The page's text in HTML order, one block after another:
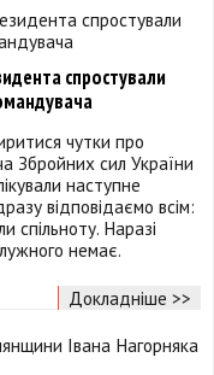
спростували
чутки про
Збройних сил України
наступне
відповідаємо всім:
спільноту. Наразі
немає.
Докладніше >>